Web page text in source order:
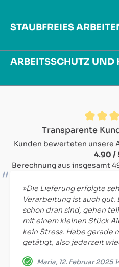
STAUBFREIES
ARBEITSSCHUTZ UND
Durchschnittliche
Transparente
Kunden bewerteten
4.90 /
Berechnung aus insgesamt
»Die Lieferung erfolgte
Verarbeitung ist auch
schon dran sind, gehen
mit einem kleinen Stück
kein Stress. Habe gerade
getätigt, also jederzeit
Maria, 12. Februar 2025